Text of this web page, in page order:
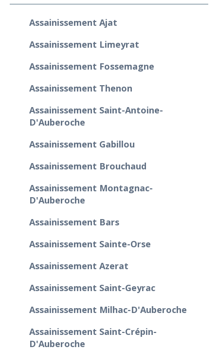
Assainissement Ajat
Assainissement Limeyrat
Assainissement Fossemagne
Assainissement Thenon
Assainissement Saint-Antoine-
D'Auberoche
Assainissement Gabillou
Assainissement Brouchaud
Assainissement Montagnac-
D'Auberoche
Assainissement Bars
Assainissement Sainte-Orse
Assainissement Azerat
Assainissement Saint-Geyrac
Assainissement Milhac-D'Auberoche
Assainissement Saint-Crépin-
D'Auberoche